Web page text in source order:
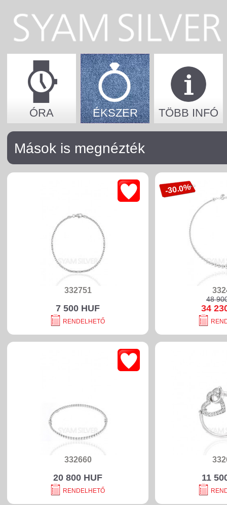
ÓRA ÉKSZER TÖBB INFÓ
Mások is megnézték
332751
7 500 HUF
RENDELHETŐ
48
34
-30.0%
332660
20 800 HUF
RENDELHETŐ
11